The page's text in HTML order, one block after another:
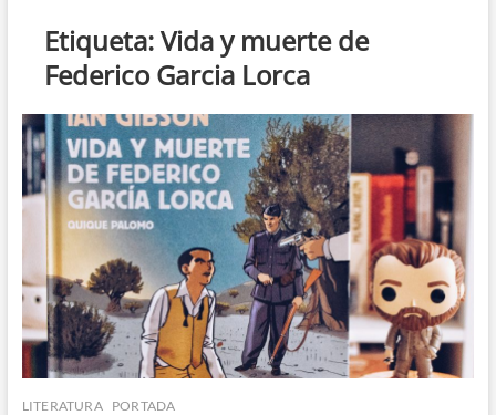
Etiqueta:Vida y muerte de
Federico Garcia Lorca
LITERATURA PORTADA